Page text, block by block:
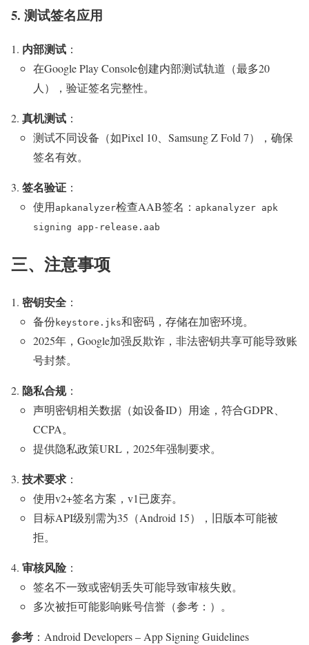
5. 测试签名应用
内部测试 ：
在Google Play Console创建内部测试轨道（最多20
人），验证签名完整性。
真机测试 ：
测试不同设备（如Pixel 10、Samsung Z Fold 7），确保
签名有效。
签名验证 ：
使用apkanalyzer检查AAB签名： apkanalyzer apk
signing app-release.aab
三、注意事项
密钥安全 ：
备份keystore.jks和密码，存储在加密环境。
2025年，Google加强反欺诈，非法密钥共享可能导致账
号封禁。
隐私合规：
声明密钥相关数据（如设备ID）用途，符合GDPR、
CCPA。
提供隐私政策URL，2025年强制要求。
技术要求 ：
使用v2+签名方案，v1已废弃。
目标API级别需为35（Android 15），旧版本可能被
拒。
审核风险：
签名不一致或密钥丢失可能导致审核失败。
多次被拒可能影响账号信誉（参考：）。
参考 ：Android Developers – App Signing Guidelines